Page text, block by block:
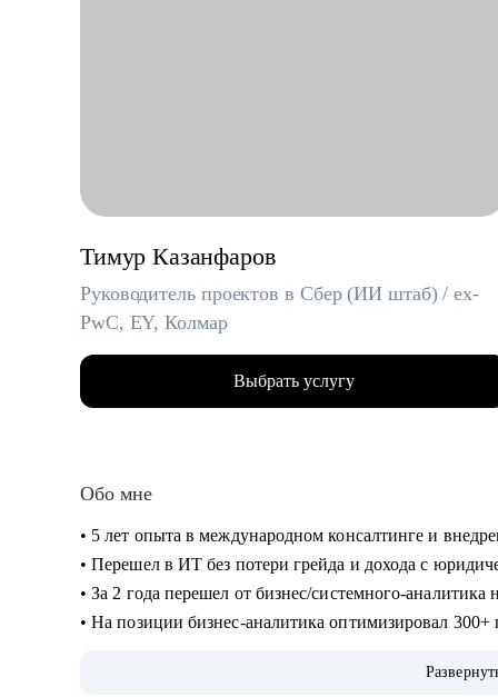
Тимур Казанфаров
Руководитель проектов в Сбер (ИИ штаб) / ex-
PwC, EY, Колмар
Выбрать услугу
Обо мне
• 5 лет опыта в международном консалтинге и
• Перешел в ИТ без потери грейда и дохода с
• За 2 года перешел от бизнес/системного-аналитика
• На позиции бизнес-аналитика оптимизировал
• Руководил проектом автоматизации бизнеса на